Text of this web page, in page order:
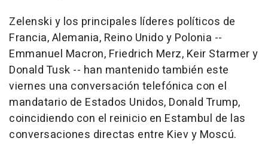
Zelenski y los principales líderes políticos de
Francia, Alemania, Reino Unido y Polonia --
Emmanuel Macron, Friedrich Merz, Keir Starmer y
Donald Tusk -- han mantenido también este
viernes una conversación telefónica con el
mandatario de Estados Unidos, Donald Trump,
coincidiendo con el reinicio en Estambul de las
conversaciones directas entre Kiev y Moscú.